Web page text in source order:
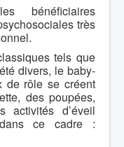
bénéficiaires
très
tels que
divers, le baby-
de rôle se créent
des poupées,
activités d’éveil
ce cadre :